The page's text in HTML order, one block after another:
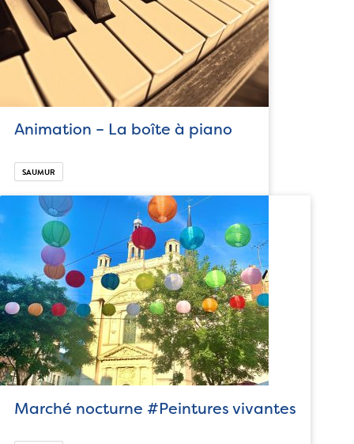
Animation – La boîte à piano
SAUMUR
Marché nocturne #Peintures vivantes